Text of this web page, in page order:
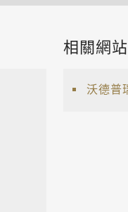
相關網站
沃德普